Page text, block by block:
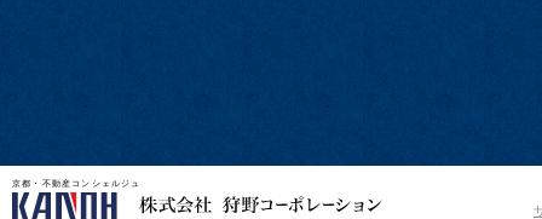
京都・不動産コンシェルジュ